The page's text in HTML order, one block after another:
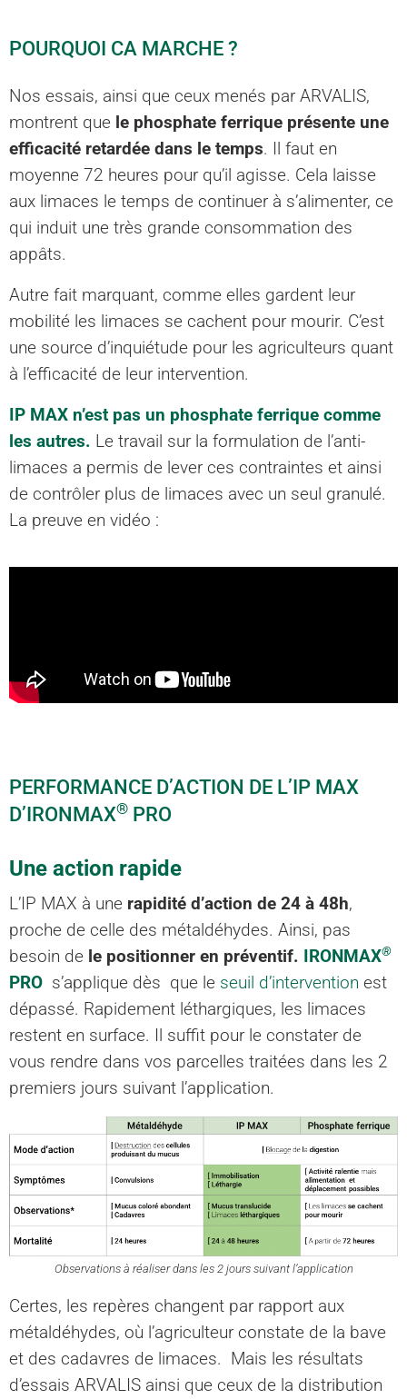
POURQUOI CA MARCHE ?
Nos essais, ainsi que ceux menés par ARVALIS,
montrent que le phosphate ferrique présente une
efficacité retardée dans le temps. Il faut en
moyenne 72 heures pour qu’il agisse. Cela laisse
aux limaces le temps de continuer à s’alimenter, ce
qui induit une très grande consommation des
appâts.
Autre fait marquant, comme elles gardent leur
mobilité les limaces se cachent pour mourir. C’est
une source d’inquiétude pour les agriculteurs quant
à l’efficacité de leur intervention.
IP MAX n’est pas un phosphate ferrique comme
les autres. Le travail sur la formulation de l’anti-
limaces a permis de lever ces contraintes et ainsi
de contrôler plus de limaces avec un seul granulé.
La preuve en vidéo :
PERFORMANCE D’ACTION DE L’IP MAX
D’ IRONMAX® PRO
Une action rapide
L’IP MAX à une rapidité d’action de 24 à 48h,
proche de celle des métaldéhydes. Ainsi, pas
besoin de le positionner en préventif. IRONMAX®
PRO s’applique dès que le seuil d’intervention est
dépassé. Rapidement léthargiques, les limaces
restent en surface. Il suffit pour le constater de
vous rendre dans vos parcelles traitées dans les 2
premiers jours suivant l’application.
Observations à réaliser dans les 2 jours suivant l’application
Certes, les repères changent par rapport aux
métaldéhydes, où l’agriculteur constate de la bave
et des cadavres de limaces. Mais les résultats
d’essais ARVALIS ainsi que ceux de la distribution